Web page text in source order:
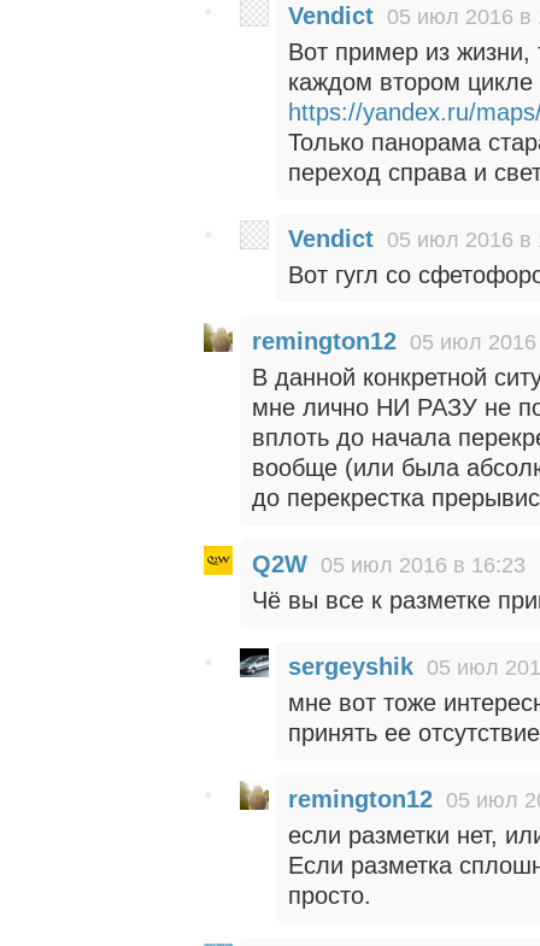
Vendict 05 июл 2016 в
Вот пример из жизни,
каждом втором
https://yandex.ru/
Только панорама
переход справа и
Vendict 05 июл 2016 в
Вот гугл со
remington12 05 июл
В данной конкретной
мне лично НИ РАЗУ не
вплоть до начала
вообще (или была
до перекрестка
Q2W 05 июл 2016 в 16:23
Чё вы все к разметке
sergeyshik 05 июл
мне вот тоже
принять ее
remington12 05 июл
если разметки нет,
Если разметка
просто.